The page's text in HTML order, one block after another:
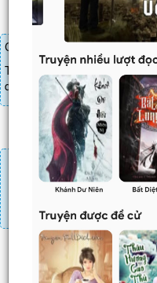
Chương truyện cần 30 LT để
Truyện mua lẻ thì cứ Giá
danh sách combo tìm giá
Đăng nhập
Mua 4 chương chỉ
Mua 4 chương thì 3
Ví dụ bạn đang ở
101,102,103 sẽ không